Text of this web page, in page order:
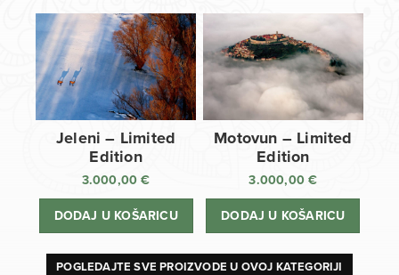
Jeleni – Limited
Edition
3.000,00€
DODAJ U KOŠARICU
Motovun – Limited
Edition
3.000,00€
DODAJ U KOŠARICU
POGLEDAJTE SVE PROIZVODE U OVOJ KATEGORIJI